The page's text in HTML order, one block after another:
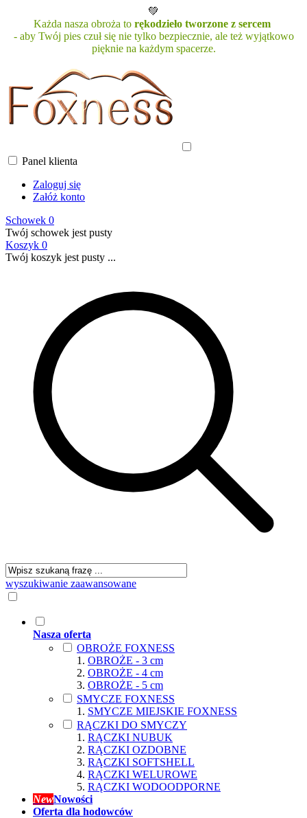
💚
Każda nasza obroża to rękodzieło tworzone z sercem
- aby Twój pies czuł się nie tylko bezpiecznie, ale też wyjątkowo
pięknie na każdym spacerze.
Panel klienta
Zaloguj się
Załóż konto
Schowek 0
Twój schowek jest pusty
Koszyk 0
Twój koszyk jest pusty ...
wyszukiwanie zaawansowane
Nasza oferta
OBROŻE FOXNESS
OBROŻE - 3 cm
OBROŻE - 4 cm
OBROŻE - 5 cm
SMYCZE FOXNESS
SMYCZE MIEJSKIE FOXNESS
RĄCZKI DO SMYCZY
RĄCZKI NUBUK
RĄCZKI OZDOBNE
RĄCZKI SOFTSHELL
RĄCZKI WELUROWE
RĄCZKI WODOODPORNE
NewNowości
Oferta dla hodowców